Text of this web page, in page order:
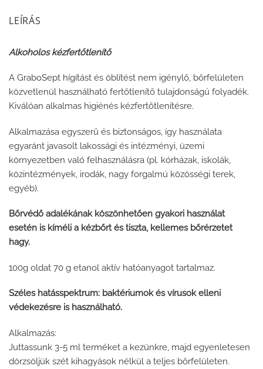
LEÍRÁS
Alkoholos kézfertőtlenítő
A GraboSept hígítást és öblítést nem igénylő, bőrfelületen
közvetlenül használható fertőtlenítő tulajdonságú folyadék.
Kiválóan alkalmas higiénés kézfertőtlenítésre.
Alkalmazása egyszerű és biztonságos, így használata
egyaránt javasolt lakossági és intézményi, üzemi
környezetben való felhasználásra (pl. kórházak, iskolák,
közintézmények, irodák, nagy forgalmú közösségi terek,
egyéb).
Bőrvédő adalékának köszönhetően gyakori használat
esetén is kíméli a kézbőrt és tiszta, kellemes bőrérzetet
hagy.
100g oldat 70 g etanol aktív hatóanyagot tartalmaz.
Széles hatásspektrum: baktériumok és vírusok elleni
védekezésre is használható.
Alkalmazás:
Juttassunk 3-5 ml terméket a kezünkre, majd egyenletesen
dörzsöljük szét kihagyások nélkül a teljes bőrfelületen.